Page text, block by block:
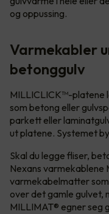
og oppussing.
Varmekabler
betonggulv
MILLICLICK™-platene
som betong eller
parkett eller
ut platene. Systemet
Skal du legge fliser,
Nexans
varmekabelmatter
over det gamle gulvet,
MILLIMAT® egner seg